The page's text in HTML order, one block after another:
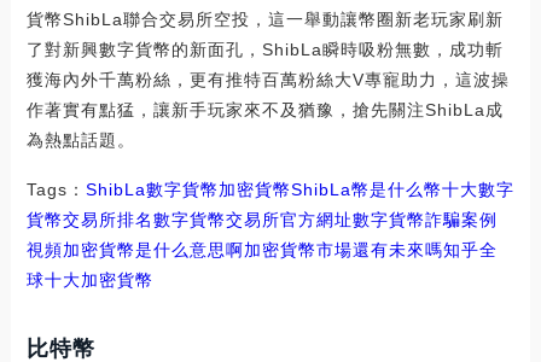
貨幣ShibLa聯合交易所空投，這一舉動讓幣圈新老玩家刷新
了對新興數字貨幣的新面孔，ShibLa瞬時吸粉無數，成功斬
獲海內外千萬粉絲，更有推特百萬粉絲大V專寵助力，這波操
作著實有點猛，讓新手玩家來不及猶豫，搶先關注ShibLa成
為熱點話題。
Tags： ShibLa數字貨幣加密貨幣ShibLa幣是什么幣十大數字
貨幣交易所排名數字貨幣交易所官方網址數字貨幣詐騙案例
視頻加密貨幣是什么意思啊加密貨幣市場還有未來嗎知乎全
球十大加密貨幣
比特幣